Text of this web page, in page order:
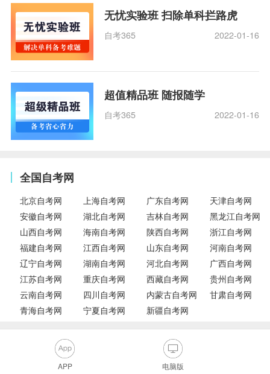
无忧实验班 扫除单科拦路虎
自考365 2022-01-16
超值精品班 随报随学
自考365 2022-01-16
全国自考网
北京自考网 上海自考网 广东自考网
天津自考网
安徽自考网
湖北自考网 吉林自考网
黑龙江自考网
山西自考网
海南自考网 陕西自考网
浙江自考网
福建自考网
江西自考网 山东自考网
河南自考网
辽宁自考网
湖南自考网 河北自考网
广西自考网
江苏自考网
重庆自考网 西藏自考网
贵州自考网
云南自考网
四川自考网 内蒙古自考网
甘肃自考网
青海自考网
宁夏自考网 新疆自考网
APP 电脑版